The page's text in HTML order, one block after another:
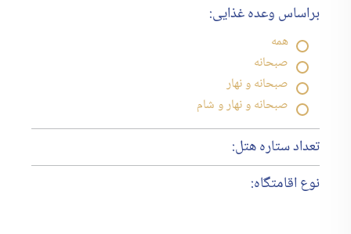
براساس وعده غذایی:
همه
صبحانه
صبحانه و نهار
صبحانه و نهار و شام
تعداد ستاره هتل:
نوع اقامتگاه: